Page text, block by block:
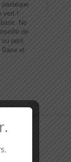
vert !
Ne
de
ou petit
Base et